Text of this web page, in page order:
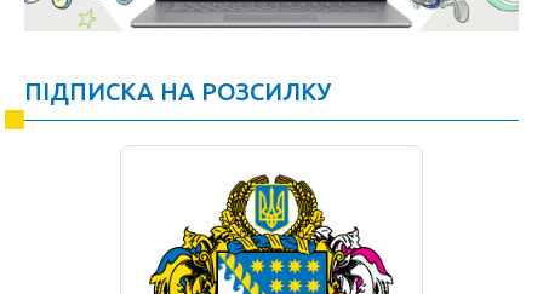
ПІДПИСКА НА РОЗСИЛКУ